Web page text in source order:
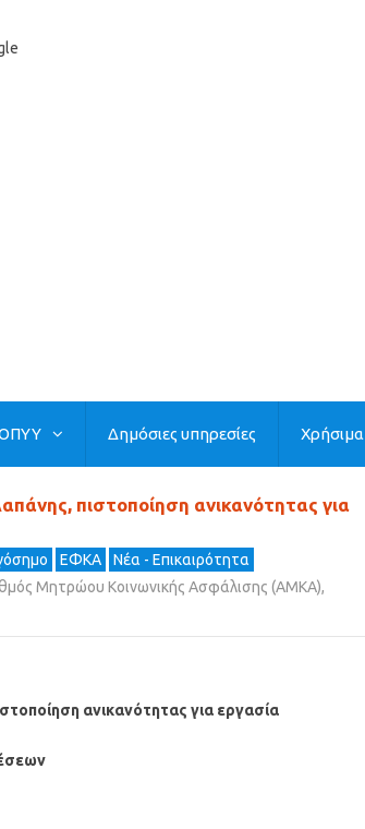
Δημόσιες υπηρεσίες Χρήσιμα
πιστοποίηση ανικανότητας για
ΕΦΚΑ
Νέα - Επικαιρότητα
Μητρώου Κοινωνικής Ασφάλισης (ΑΜΚΑ),
ανικανότητας για εργασία